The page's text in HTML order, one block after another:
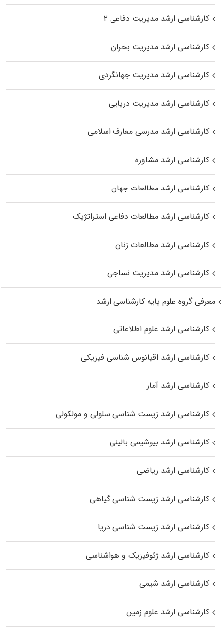
کارشناسی ارشد مدیریت دفاعی ۲
کارشناسی ارشد مدیریت بحران
کارشناسی ارشد مدیریت جهانگردی
کارشناسی ارشد مدیریت دریایی
کارشناسی ارشد مدرسی معارف اسلامی
کارشناسی ارشد مشاوره
کارشناسی ارشد مطالعات جهان
کارشناسی ارشد مطالعات دفاعی استراتژیک
کارشناسی ارشد مطالعات زنان
کارشناسی ارشد مدیریت نساجی
معرفی گروه علوم پایه کارشناسی ارشد
کارشناسی ارشد علوم اطلاعاتی
کارشناسی ارشد اقیانوس‌ شناسی فیزیکی
کارشناسی ارشد آمار
کارشناسی ارشد زیست شناسی سلولی و مولکولی
کارشناسی ارشد بیوشیمی بالینی
کارشناسی ارشد ریاضی
کارشناسی ارشد زیست‌ شناسی گیاهی
کارشناسی ارشد زیست‌ شناسی دریا
کارشناسی ارشد ژئوفیزیک و هواشناسی
کارشناسی ارشد شیمی
کارشناسی ارشد علوم زمین